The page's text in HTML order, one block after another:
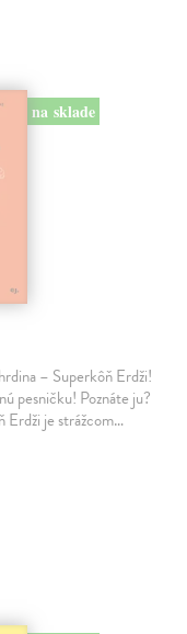
na sklade
– Superkôň Erdži!
pesničku! Poznáte ju?
Erdži je strážcom…